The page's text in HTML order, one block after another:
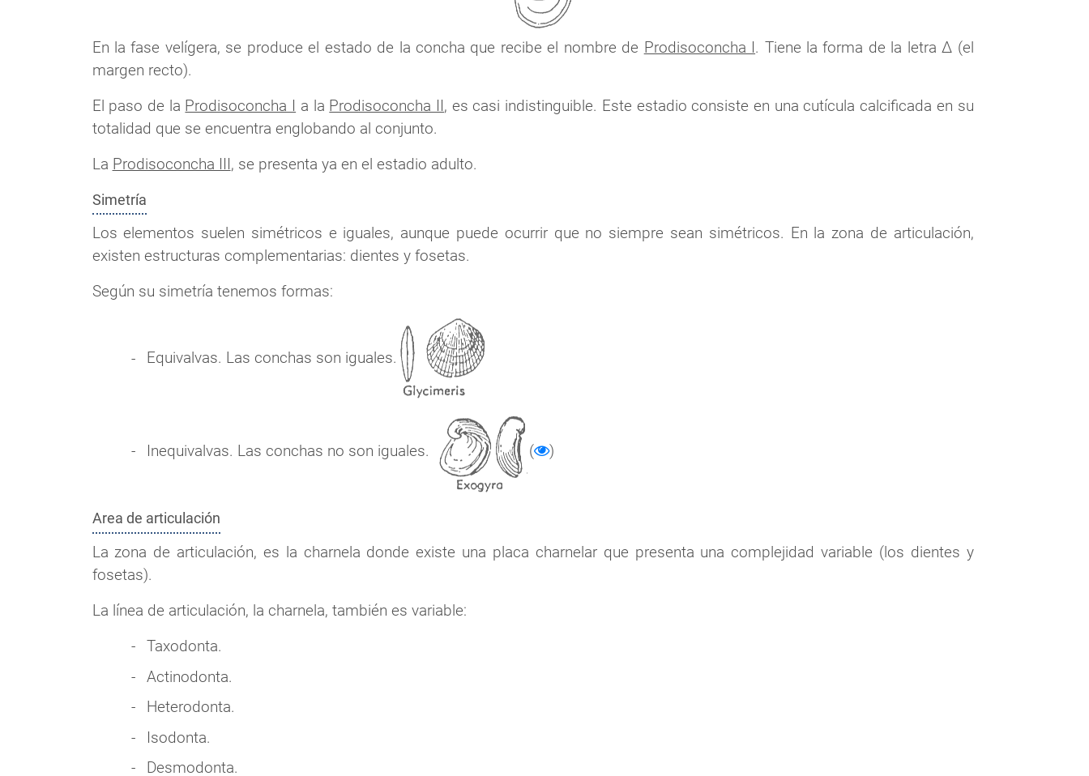
En la fase velígera, se produce el estado de la concha que recibe el nombre de Prodisoconcha I. Tiene la forma de la letra Δ (el
margen recto).
El paso de la Prodisoconcha I a la Prodisoconcha II, es casi indistinguible. Este estadio consiste en una cutícula calcificada en su
totalidad que se encuentra englobando al conjunto.
La Prodisoconcha III, se presenta ya en el estadio adulto.
Simetría
Los elementos suelen simétricos e iguales, aunque puede ocurrir que no siempre sean simétricos. En la zona de articulación,
existen estructuras complementarias: dientes y fosetas.
Según su simetría tenemos formas:
Equivalvas. Las conchas son iguales.
Inequivalvas. Las conchas no son iguales. ( )
Area de articulación
La zona de articulación, es la charnela donde existe una placa charnelar que presenta una complejidad variable (los dientes y
fosetas).
La línea de articulación, la charnela, también es variable:
Taxodonta.
Actinodonta.
Heterodonta.
Isodonta.
Desmodonta.